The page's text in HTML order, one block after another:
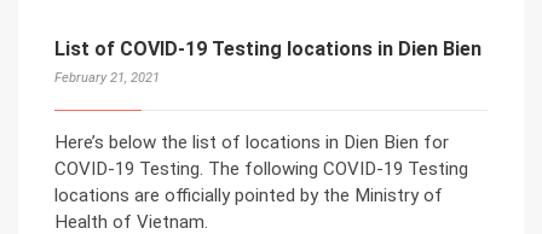
List of COVID-19 Testing locations in Dien Bien
February 21, 2021
Here’s below the list of locations in Dien Bien for
COVID-19 Testing. The following COVID-19 Testing
locations are officially pointed by the Ministry of
Health of Vietnam.